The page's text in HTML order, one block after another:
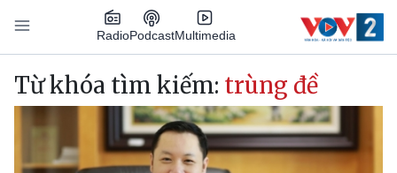
Nhảy đến nội dung
RadioPodcastMultimedia
Main navigation
Từ khóa tìm kiếm: trùng đề